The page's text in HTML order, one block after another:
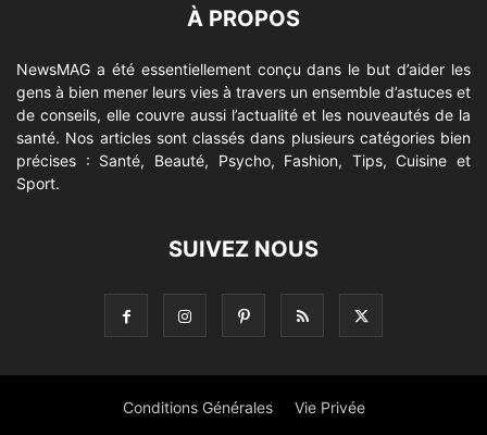
À PROPOS
NewsMAG a été essentiellement conçu dans le but d’aider les
gens à bien mener leurs vies à travers un ensemble d’astuces et
de conseils, elle couvre aussi l’actualité et les nouveautés de la
santé. Nos articles sont classés dans plusieurs catégories bien
précises : Santé, Beauté, Psycho, Fashion, Tips, Cuisine et
Sport.
SUIVEZ NOUS
Conditions Générales Vie Privée